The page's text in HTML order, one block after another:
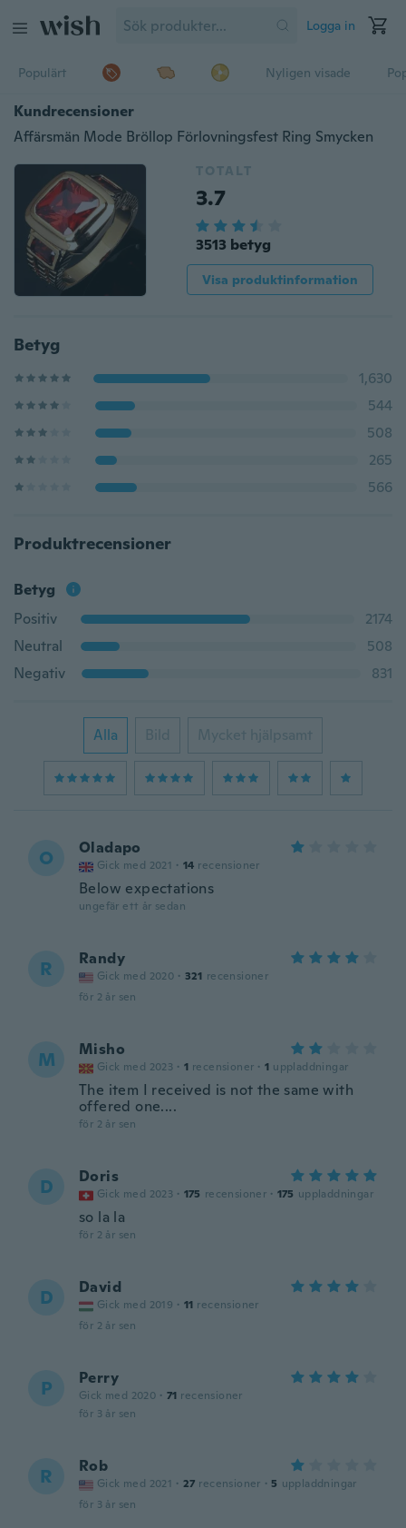
Logga in
Populärt Nyligen visade
Kundrecensioner
Affärsmän Mode Bröllop Förlovningsfest Ring Smycken
TOTALT
3.7
3513 betyg
Visa produktinformation
Betyg
1,630
544
508
265
566
Produktrecensioner
Betyg
Positiv
2174
Neutral
508
Negativ
831
Alla Bild Mycket hjälpsamt
O Oladapo
Gick med 2021 · 14 recensioner
Below expectations
ungefär ett år sedan
R Randy
Gick med 2020 · 321 recensioner
för 2 år sen
M Misho
Gick med 2023 · 1 recensioner · 1 uppladdningar
The item I received is not the same with
offered one....
för 2 år sen
D Doris
Gick med 2023 · 175 recensioner · 175 uppladdningar
so la la
för 2 år sen
D David
Gick med 2019 · 11 recensioner
för 2 år sen
P Perry
Gick med 2020 · 71 recensioner
för 3 år sen
R Rob
Gick med 2021 · 27 recensioner · 5 uppladdningar
för 3 år sen